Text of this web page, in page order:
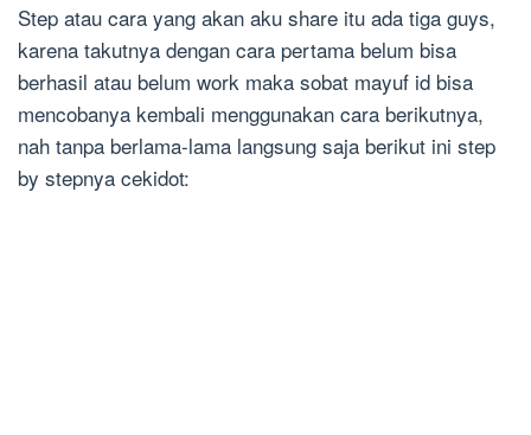
Step atau cara yang akan aku share itu ada tiga guys,
karena takutnya dengan cara pertama belum bisa
berhasil atau belum work maka sobat mayuf id bisa
mencobanya kembali menggunakan cara berikutnya,
nah tanpa berlama-lama langsung saja berikut ini step
by stepnya cekidot: